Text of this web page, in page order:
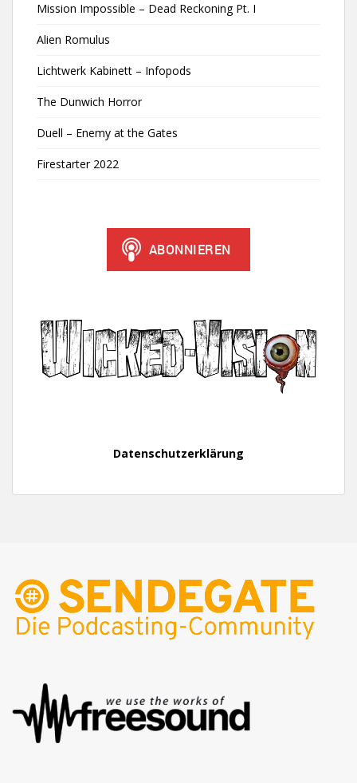
Mission Impossible – Dead Reckoning Pt. I
Alien Romulus
Lichtwerk Kabinett – Infopods
The Dunwich Horror
Duell – Enemy at the Gates
Firestarter 2022
Datenschutzerklärung